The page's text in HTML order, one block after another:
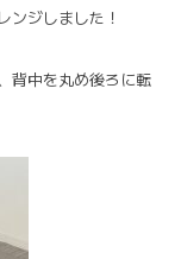
ンジしました！
背中を丸め後ろに転